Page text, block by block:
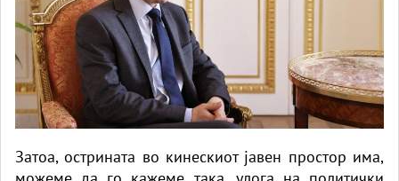
Затоа, острината во кинескиот јавен простор има,